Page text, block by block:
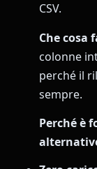
CSV.
Che cosa
colonne
perché il
sempre.
Perché è